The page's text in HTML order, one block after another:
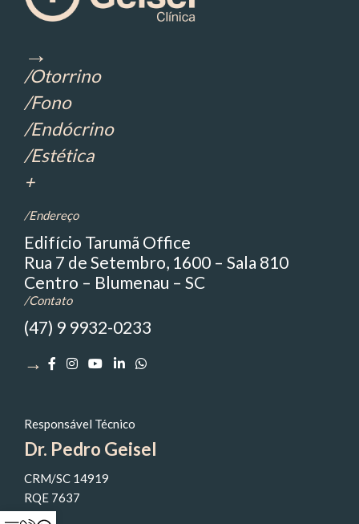
→
/Otorrino
/Fono
/Endócrino
/Estética
+
/Endereço
Edifício Tarumã Office
Rua 7 de Setembro, 1600 – Sala 810
Centro – Blumenau – SC
/Contato
(47) 9 9932-0233
→
Responsável Técnico
Dr. Pedro Geisel
CRM/SC 14919
RQE 7637